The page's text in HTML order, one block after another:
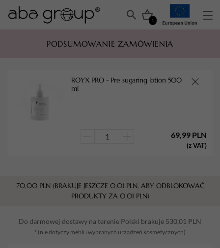
1
PODSUMOWANIE ZAMÓWIENIA
ROYX PRO - Pre sugaring lotion 500
ml
Pre
sugaring
500
ml
69,99 PLN
(z VAT)
70,00 PLN (BRAKUJE JESZCZE 0,01 PLN, ABY ODBLOKOWAĆ
PRODUKTY ZA 0,01 PLN)
Do darmowej dostawy na terenie Polski brakuje 530,01 PLN
* (nie dotyczy mebli i wybranych urządzeń kosmetycznych)